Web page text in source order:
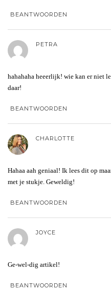
BEANTWOORDEN
PETRA
hahahaha heeerlijk! wie kan er niet
daar!
BEANTWOORDEN
CHARLOTTE
Hahaa aah geniaal! Ik lees dit op
met je stukje. Geweldig!
BEANTWOORDEN
JOYCE
Ge-wel-dig artikel!
BEANTWOORDEN